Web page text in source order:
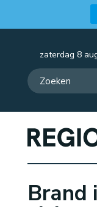
zaterdag 8
Brand